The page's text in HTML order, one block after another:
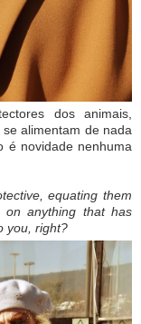
dos animais,
alimentam de nada
é novidade nenhuma
equating them
anything that has
you, right?